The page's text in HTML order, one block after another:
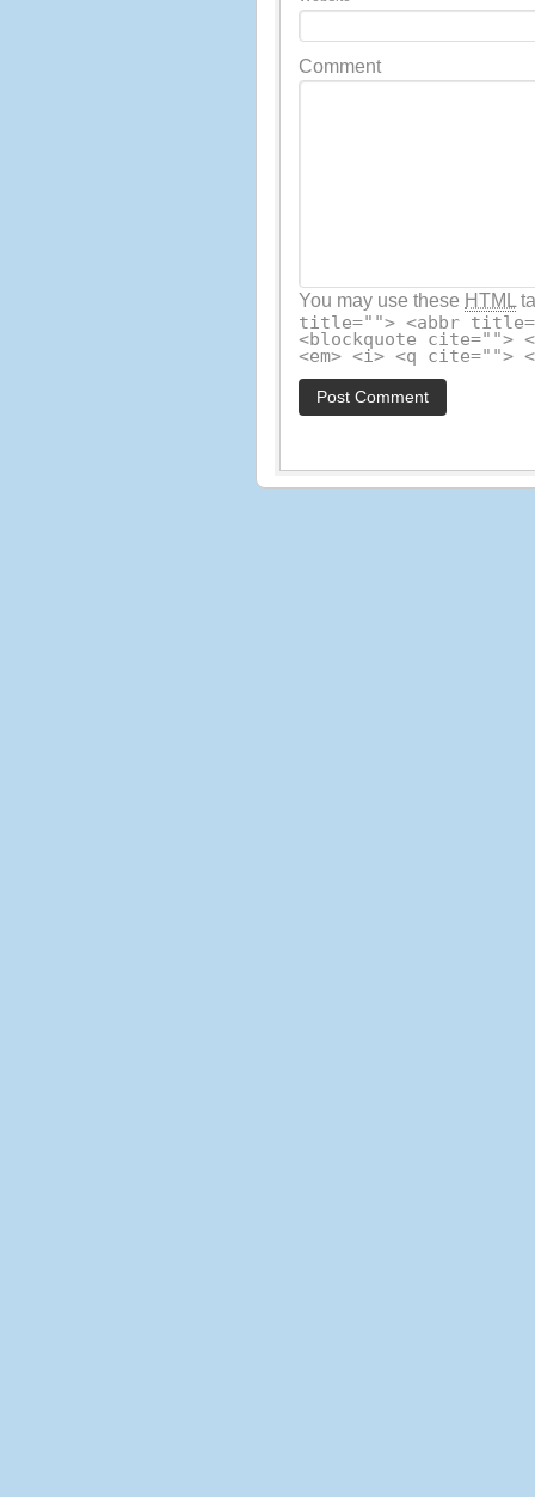
Comment
You may use these HTML
title=""> <abbr
<blockquote cite="">
<em> <i> <q cite="">